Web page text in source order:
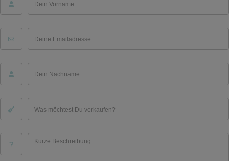
Dein Vorname
Deine Emailadresse
Dein Nachname
Was möchtest Du verkaufen?
Kurze Beschreibung …